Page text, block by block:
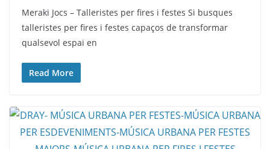
Meraki Jocs – Talleristes per fires i festes Si busques
talleristes per fires i festes capaços de transformar
qualsevol espai en
Read More